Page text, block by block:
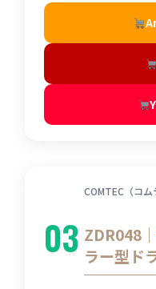
03
COMTEC（コム
ZDR048
ラー型ド